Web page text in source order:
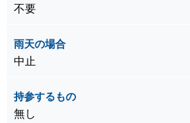
不要
雨天の場合
中止
持参するもの
無し